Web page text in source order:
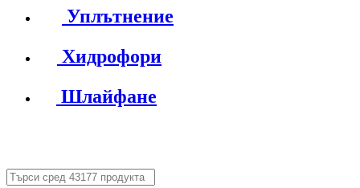
Уплътнение
Хидрофори
Шлайфане